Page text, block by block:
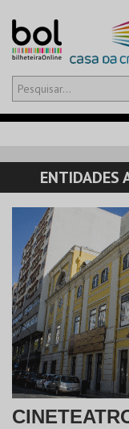
Olá,iniciar sessão
CARRINHO
EVENTOS
CARTÕES
PRODUTOS
ENTIDADES